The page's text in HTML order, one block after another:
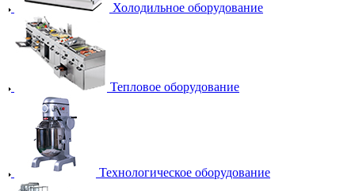
Холодильное оборудование
Тепловое оборудование
Технологическое оборудование